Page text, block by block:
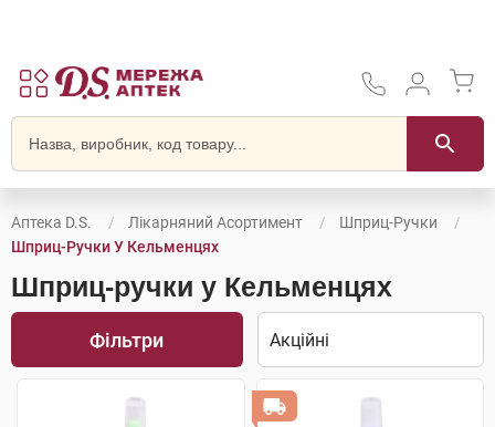
Аптека D.S. Лікарняний Асортимент
Шприц-Ручки
Шприц-Ручки У Кельменцях
Шприц-ручки у Кельменцях
Фільтри